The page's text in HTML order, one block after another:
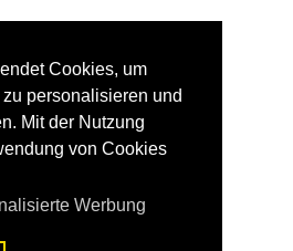
Cookies, um
personalisieren und
Mit der Nutzung
von Cookies
Werbung